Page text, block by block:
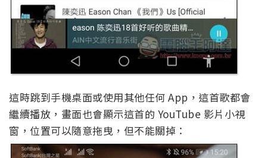
這時跳到手機桌面或使用其他任何 App，這首歌都會
繼續播放，畫面也會顯示這首的 YouTube 影片小視
窗，位置可以隨意拖曳，但不能關掉：